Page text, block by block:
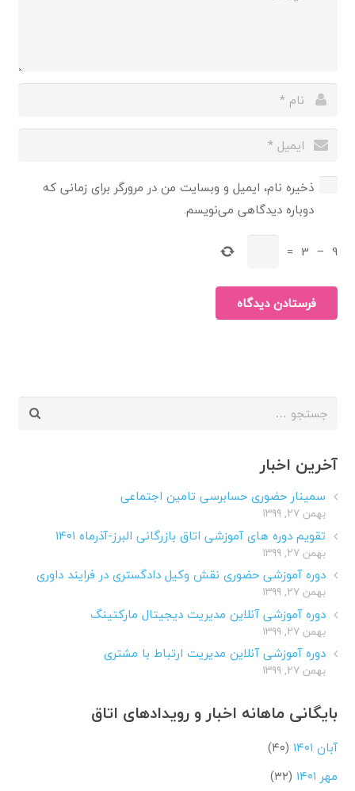
ذخیره نام، ایمیل و وبسایت من در مرورگر برای زمانی که
دوباره دیدگاهی می‌نویسم.
9
−
3
=
فرستادن دیدگاه
جستجو
آخرین اخبار
سمینار حضوری حسابرسی تامین اجتماعی
بهمن ۲۷, ۱۳۹۹
تقویم دوره های آموزشی اتاق بازرگانی البرز-آذرماه ۱۴۰۱
بهمن ۲۷, ۱۳۹۹
دوره آموزشی حضوری نقش وکیل دادگستری در فرایند داوری
بهمن ۲۷, ۱۳۹۹
دوره آموزشی آنلاین مدیریت دیجیتال مارکتینگ
بهمن ۲۷, ۱۳۹۹
دوره آموزشی آنلاین مدیریت ارتباط با مشتری
بهمن ۲۷, ۱۳۹۹
بایگانی ماهانه اخبار و رویدادهای اتاق
آبان ۱۴۰۱
(۴۰)
مهر ۱۴۰۱
(۳۲)